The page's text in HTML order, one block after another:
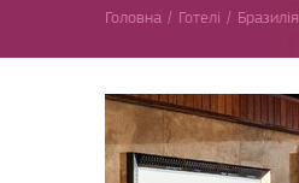
Головна / Готелі / Бразилія